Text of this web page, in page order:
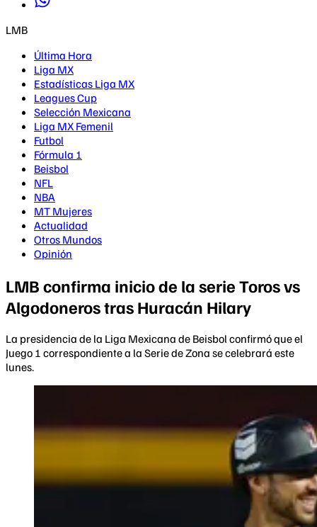
LMB
Última Hora
Liga MX
Estadísticas Liga MX
Leagues Cup
Selección Mexicana
Liga MX Femenil
Futbol
Fórmula 1
Beisbol
NFL
NBA
MT Mujeres
Actualidad
Otros Mundos
Opinión
LMB confirma inicio de la serie Toros vs
Algodoneros tras Huracán Hilary
La presidencia de la Liga Mexicana de Beisbol confirmó que el
Juego 1 correspondiente a la Serie de Zona se celebrará este
lunes.